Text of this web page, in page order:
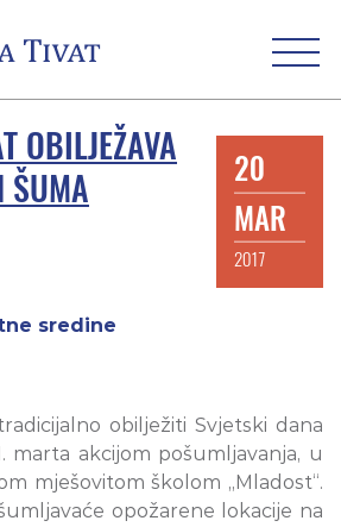
OBILJEŽAVA
ŠUMA
20
MAR
2017
sredine
obilježiti Svjetski dana
marta akcijom pošumljavanja, u
mješovitom školom „Mladost“.
opožarene lokacije na